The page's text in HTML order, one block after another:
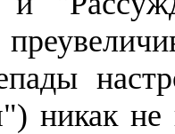
никак